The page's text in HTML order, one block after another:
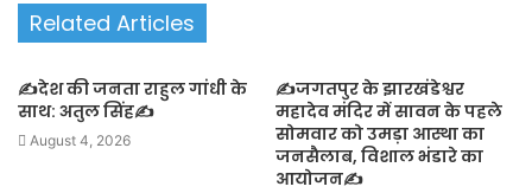
Related Articles
✍️देश की जनता राहुल गांधी के
साथ: अतुल सिंह✍️
August 4, 2026
✍️जगतपुर के झारखंडेश्वर
महादेव मंदिर में सावन के पहले
सोमवार को उमड़ा आस्था का
जनसैलाब, विशाल भंडारे का
आयोजन✍️